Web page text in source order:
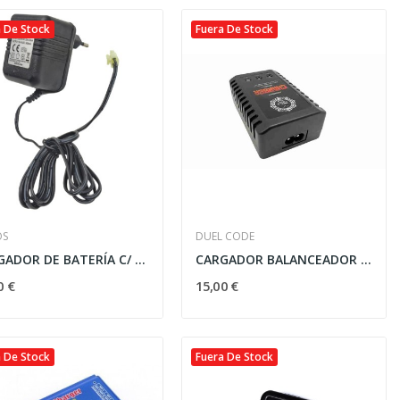
Vista rápida
FUSIL SPECNA ARMS PRIME...
38m56s
-10%
De Stock
CARGADOR DE BATERÍA C/ CONECTOR TAMIYA - NEGRO
€
Fuera De Stock
DUEL CODE
CARGADOR BALANCEADOR LIPO 2-3 CELDAS 7.4V/11.1V...
15,00 €
De Stock Fuera De Stock